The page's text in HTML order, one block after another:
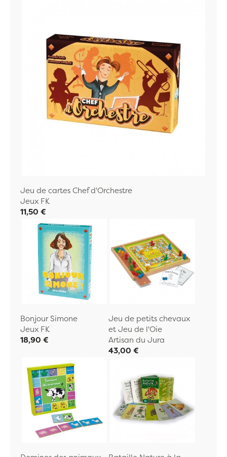
Jeu de cartes Chef d'Orchestre
Jeux FK
11,50 €
Bonjour Simone
Jeux FK
18,90 €
Jeu de petits chevaux
et Jeu de l'Oie
Artisan du Jura
43,00 €